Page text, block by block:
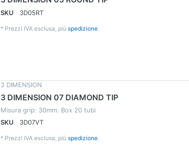
SKU 3D05RT
* Prezzi IVA esclusa, più spedizione.
3 DIMENSION
3 DIMENSION 07 DIAMOND TIP
Misura grip: 30mm. Box 20 tubi
SKU
3D07VT
* Prezzi IVA esclusa, più spedizione.